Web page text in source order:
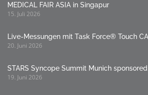
MEDICAL FAIR ASIA in Singapur
15. Juli 2026
Live-Messungen mit Task Force® Touch
20. Juni 2026
STARS Syncope Summit Munich
19. Juni 2026